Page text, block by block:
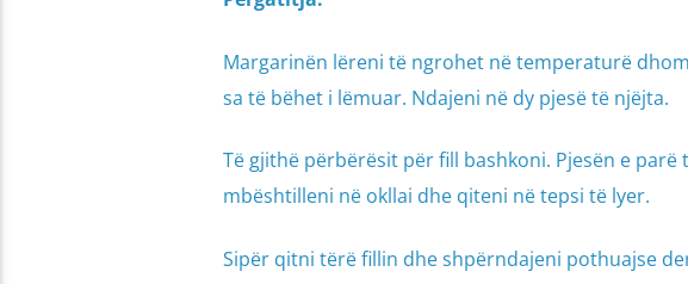
Margarinën lëreni të ngrohet në temperaturë
sa të bëhet i lëmuar. Ndajeni në dy pjesë të njëjta.
Të gjithë përbërësit për fill bashkoni. Pjesën e
mbështilleni në okllai dhe qiteni në tepsi të lyer.
Sipër qitni tërë fillin dhe shpërndajeni pothuajse